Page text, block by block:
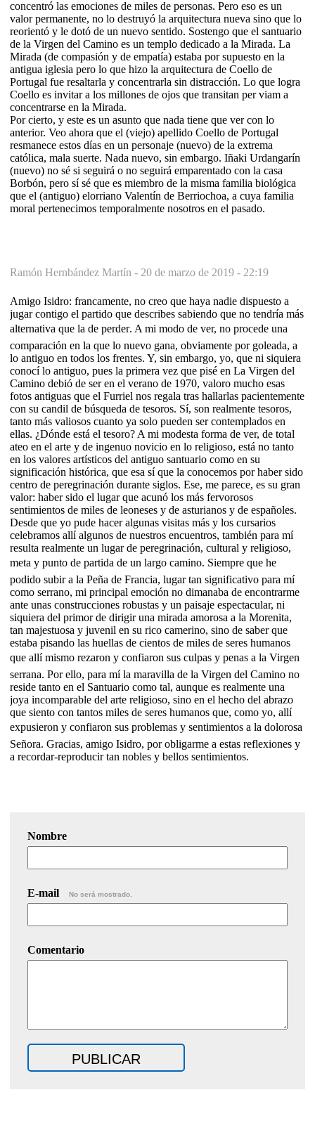
concentró las emociones de miles de personas. Pero eso es un
valor permanente, no lo destruyó la arquitectura nueva sino que lo
reorientó y le dotó de un nuevo sentido. Sostengo que el santuario
de la Virgen del Camino es un templo dedicado a la Mirada. La
Mirada (de compasión y de empatía) estaba por supuesto en la
antigua iglesia pero lo que hizo la arquitectura de Coello de
Portugal fue resaltarla y concentrarla sin distracción. Lo que logra
Coello es invitar a los millones de ojos que transitan per viam a
concentrarse en la Mirada.
Por cierto, y este es un asunto que nada tiene que ver con lo
anterior. Veo ahora que el (viejo) apellido Coello de Portugal
resmanece estos días en un personaje (nuevo) de la extrema
católica, mala suerte. Nada nuevo, sin embargo. Iñaki Urdangarín
(nuevo) no sé si seguirá o no seguirá emparentado con la casa
Borbón, pero sí sé que es miembro de la misma familia biológica
que el (antiguo) elorriano Valentín de Berriochoa, a cuya familia
moral pertenecimos temporalmente nosotros en el pasado.
Ramón Hernbández Martín - 20 de marzo de 2019 - 22:19
Amigo Isidro: francamente, no creo que haya nadie dispuesto a
jugar contigo el partido que describes sabiendo que no tendría más
alternativa que la de perder. A mi modo de ver, no procede una
comparación en la que lo nuevo gana, obviamente por goleada, a
lo antiguo en todos los frentes. Y, sin embargo, yo, que ni siquiera
conocí lo antiguo, pues la primera vez que pisé en La Virgen del
Camino debió de ser en el verano de 1970, valoro mucho esas
fotos antiguas que el Furriel nos regala tras hallarlas pacientemente
con su candil de búsqueda de tesoros. Sí, son realmente tesoros,
tanto más valiosos cuanto ya solo pueden ser contemplados en
ellas. ¿Dónde está el tesoro? A mi modesta forma de ver, de total
ateo en el arte y de ingenuo novicio en lo religioso, está no tanto
en los valores artísticos del antiguo santuario como en su
significación histórica, que esa sí que la conocemos por haber sido
centro de peregrinación durante siglos. Ese, me parece, es su gran
valor: haber sido el lugar que acunó los más fervorosos
sentimientos de miles de leoneses y de asturianos y de españoles.
Desde que yo pude hacer algunas visitas más y los cursarios
celebramos allí algunos de nuestros encuentros, también para mí
resulta realmente un lugar de peregrinación, cultural y religioso,
meta y punto de partida de un largo camino. Siempre que he
podido subir a la Peña de Francia, lugar tan significativo para mí
como serrano, mi principal emoción no dimanaba de encontrarme
ante unas construcciones robustas y un paisaje espectacular, ni
siquiera del primor de dirigir una mirada amorosa a la Morenita,
tan majestuosa y juvenil en su rico camerino, sino de saber que
estaba pisando las huellas de cientos de miles de seres humanos
que allí mismo rezaron y confiaron sus culpas y penas a la Virgen
serrana. Por ello, para mí la maravilla de la Virgen del Camino no
reside tanto en el Santuario como tal, aunque es realmente una
joya incomparable del arte religioso, sino en el hecho del abrazo
que siento con tantos miles de seres humanos que, como yo, allí
expusieron y confiaron sus problemas y sentimientos a la dolorosa
Señora. Gracias, amigo Isidro, por obligarme a estas reflexiones y
a recordar-reproducir tan nobles y bellos sentimientos.
Nombre
E-mail No será mostrado.
Comentario